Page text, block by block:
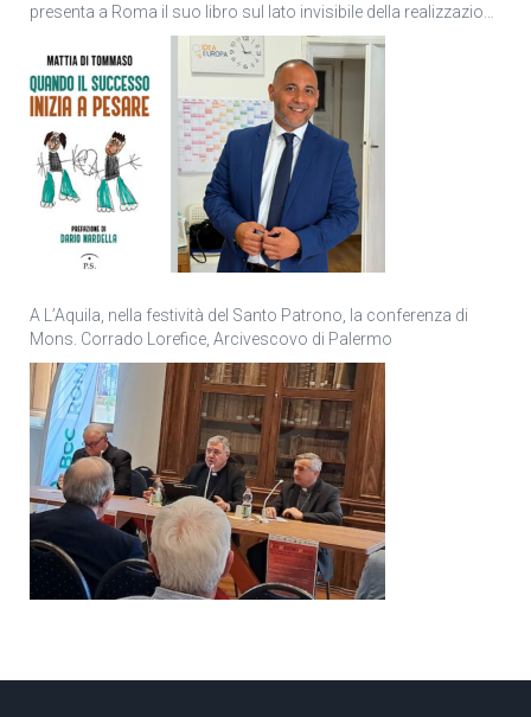
presenta a Roma il suo libro sul lato invisibile della realizzazione
A L’Aquila, nella festività del Santo Patrono, la conferenza di
Mons. Corrado Lorefice, Arcivescovo di Palermo